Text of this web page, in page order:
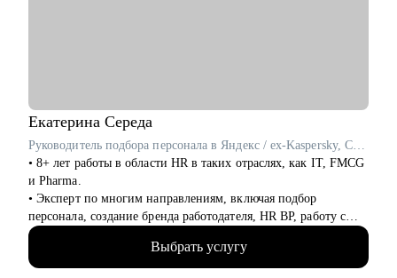
Екатерина Середа
Руководитель подбора персонала в Яндекс / ex-Kaspersky, Coca-Cola HBC
• 8+ лет работы в области HR в таких отраслях, как IT, FMCG
и Pharma.
• Эксперт по многим направлениям, включая подбор
персонала, создание бренда работодателя, HR BP, работу с
молодежью и оценку компетенций.
• 6+ лет опыта управления командой из 20+ человек,
распределенной по РФ и другим странам.
Выбрать услугу